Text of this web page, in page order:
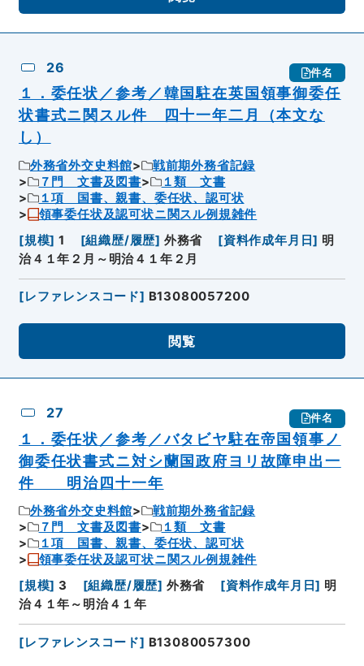
26 件名
１．委任状／参考／韓国駐在英国領事御委任
状書式ニ関スル件 四十一年二月（本文な
し）
外務省外交史料館
戦前期外務省記録
７門 文書及図書
１類 文書
１項 国書、親書、委任状、認可状
領事委任状及認可状ニ関スル例規雑件
[規模] 1 [組織歴/履歴] 外務省 [資料作成年月日] 明
治４１年２月～明治４１年２月
[レファレンスコード] B13080057200
閲覧
27 件名
１．委任状／参考／バタビヤ駐在帝国領事ノ
御委任状書式ニ対シ蘭国政府ヨリ故障申出一
件 明治四十一年
外務省外交史料館
戦前期外務省記録
７門 文書及図書
１類 文書
１項 国書、親書、委任状、認可状
領事委任状及認可状ニ関スル例規雑件
[規模] 3 [組織歴/履歴] 外務省 [資料作成年月日] 明
治４１年～明治４１年
[レファレンスコード] B13080057300